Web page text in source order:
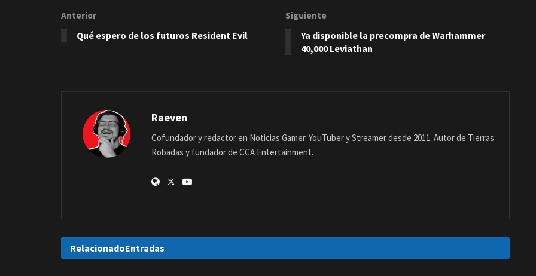
Anterior
Qué espero de los futuros Resident Evil
Siguiente
Ya disponible la precompra de Warhammer
40,000 Leviathan
Raeven
Cofundador y redactor en Noticias Gamer. YouTuber y Streamer desde 2011. Autor de Tierras
Robadas y fundador de CCA Entertainment.
RelacionadoEntradas